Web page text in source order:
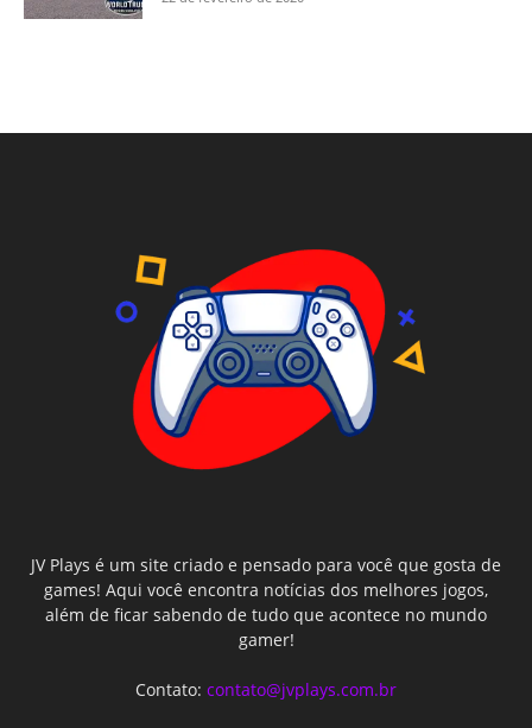
JV Plays é um site criado e pensado para você que gosta de
games! Aqui você encontra notícias dos melhores jogos,
além de ficar sabendo de tudo que acontece no mundo
gamer!
Contato: contato@jvplays.com.br